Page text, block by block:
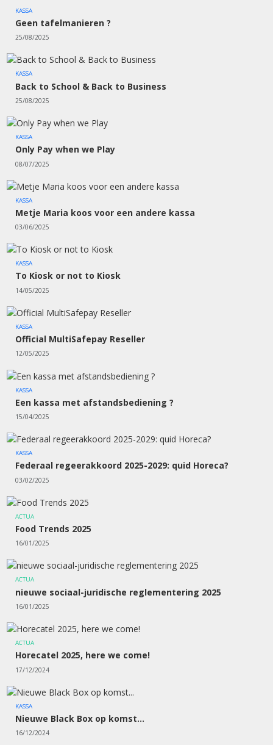
KASSA
Geen tafelmanieren ?
25/08/2025
KASSA
Back to School & Back to Business
25/08/2025
KASSA
Only Pay when we Play
08/07/2025
KASSA
Metje Maria koos voor een andere kassa
03/06/2025
KASSA
To Kiosk or not to Kiosk
14/05/2025
KASSA
Official MultiSafepay Reseller
12/05/2025
KASSA
Een kassa met afstandsbediening ?
15/04/2025
KASSA
Federaal regeerakkoord 2025-2029: quid Horeca?
03/02/2025
ACTUA
Food Trends 2025
16/01/2025
ACTUA
nieuwe sociaal-juridische reglementering 2025
16/01/2025
ACTUA
Horecatel 2025, here we come!
17/12/2024
KASSA
Nieuwe Black Box op komst...
16/12/2024